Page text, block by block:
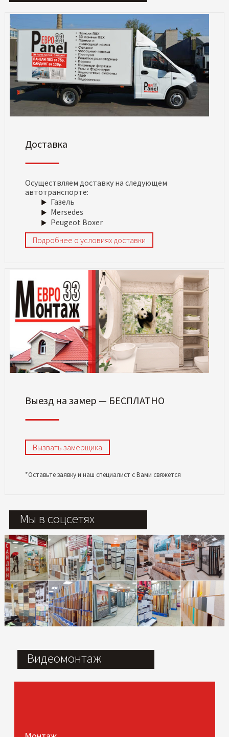
Доставка
Осуществляем доставку на следующем
автотранспорте:
Газель
Mersedes
Peugeot Boxer
Подробнее о условиях доставки
Выезд на замер — БЕСПЛАТНО
Вызвать замерщика
*Оставьте заявку и наш специалист с Вами свяжется
Мы в соцсетях
Видеомонтаж